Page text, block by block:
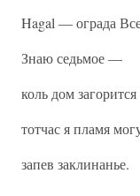
Hagal — ограда
Знаю седьмое —
коль дом
тотчас я пламя
запев заклинанье.